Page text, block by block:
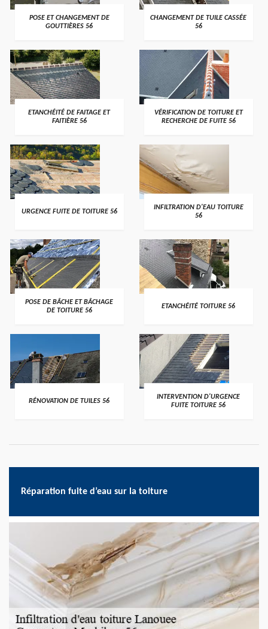
>
POSE ET CHANGEMENT DE
GOUTTIÈRES 56
>
CHANGEMENT DE TUILE CASSÉE
56
>
ETANCHÉITÉ DE FAITAGE ET
FAITIÈRE 56
>
VÉRIFICATION DE TOITURE ET
RECHERCHE DE FUITE 56
>
URGENCE FUITE DE TOITURE 56 >
INFILTRATION D'EAU TOITURE
56
>
POSE DE BÂCHE ET BÂCHAGE
DE TOITURE 56
>
ETANCHÉITÉ TOITURE 56
>
RÉNOVATION DE TUILES 56 >
INTERVENTION D'URGENCE
FUITE TOITURE 56
Réparation fuite d’eau sur la toiture